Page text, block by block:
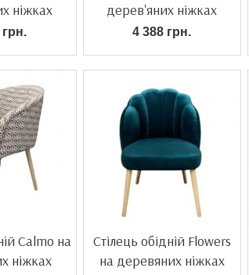
ніжках
дерев'яних ніжках
4 388 грн.
Calmo на
ніжках
Стілець обідній Flowers
на деревяних ніжках